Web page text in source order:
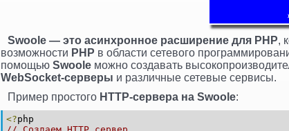
Swoole — это асинхронное расширение для PHP,
возможности PHP в области сетевого
помощью Swoole можно создавать
WebSocket-серверы и различные сетевые сервисы.
Пример простого HTTP-сервера на Swoole:
<?php